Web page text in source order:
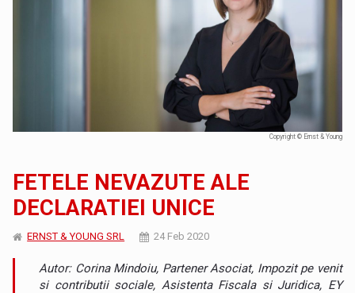
Copyright © Ernst & Young
FETELE NEVAZUTE ALE
DECLARATIEI UNICE
ERNST & YOUNG SRL 24 Feb 2020
Autor: Corina Mindoiu, Partener Asociat, Impozit pe venit
si contributii sociale, Asistenta Fiscala si Juridica, EY